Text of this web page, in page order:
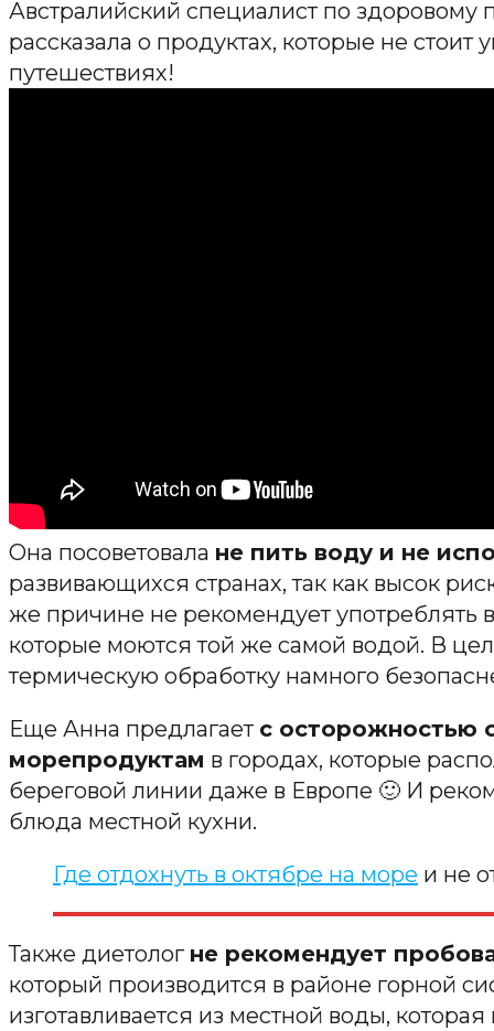
Австралийский специалист по здоровому
рассказала о продуктах, которые не стоит
путешествиях!
Она посоветовала не пить воду и не
развивающихся странах, так как высок
же причине не рекомендует употреблять
которые моются той же самой водой. В
термическую обработку намного
Еще Анна предлагает с осторожностью
морепродуктам в городах, которые
береговой линии даже в Европе 🙂 И
блюда местной кухни.
Где отдохнуть в октябре на море и не
Также диетолог не рекомендует
который производится в районе горной
изготавливается из местной воды,